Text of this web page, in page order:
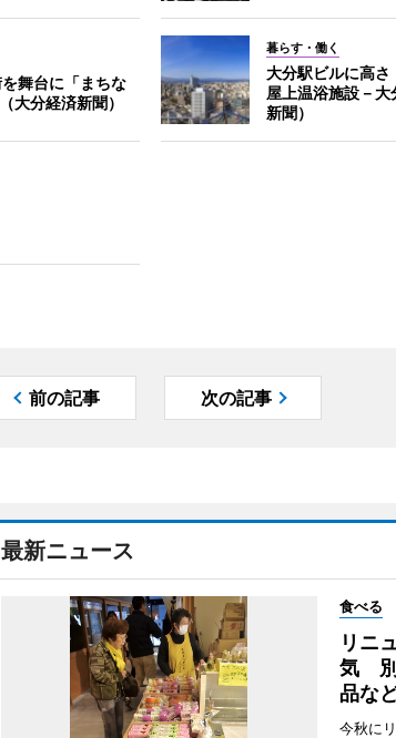
舞台に「まちな
大分経済新聞）
暮らす・働く
大分駅ビルに高
屋上温浴施設－
新聞）
前の記事 次の記事
最新ニュース
食べる
リニ
気 別
品な
今秋に